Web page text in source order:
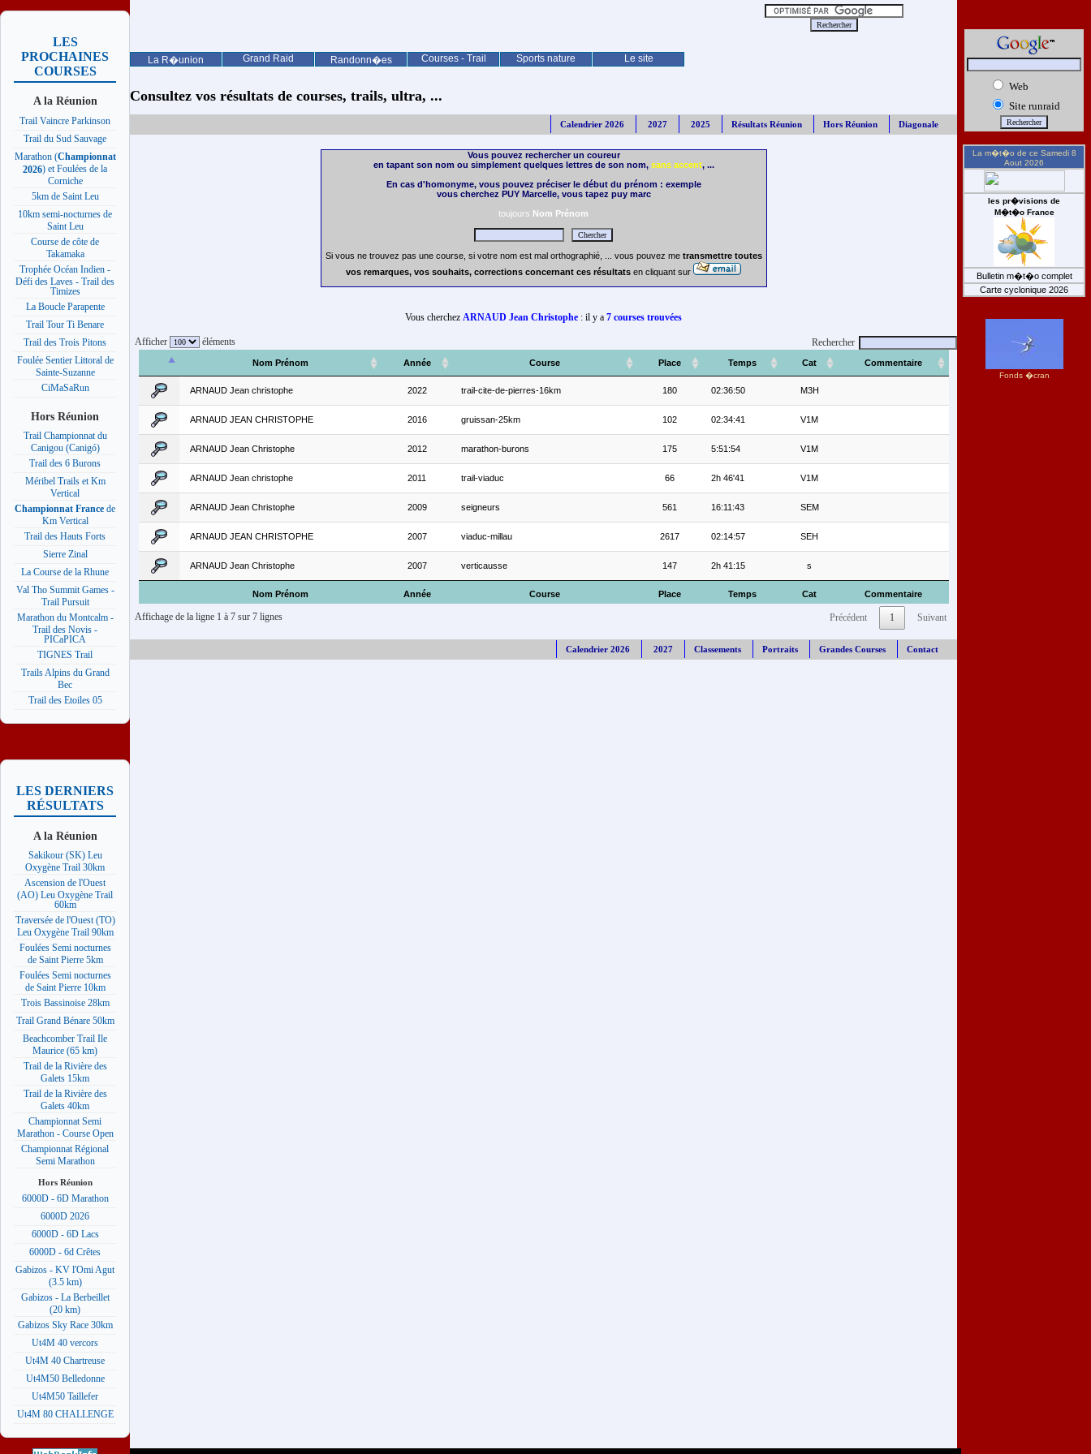
La R�union Grand Raid Randonn�es Courses - Trail Sports nature Le site
LES
PROCHAINES
COURSES
A la Réunion
Trail Vaincre Parkinson
Trail du Sud Sauvage
Marathon (Championnat
2026) et Foulées de la
Corniche
5km de Saint Leu
10km semi-nocturnes de
Saint Leu
Course de côte de
Takamaka
Trophée Océan Indien -
Défi des Laves - Trail des
Timizes
La Boucle Parapente
Trail Tour Ti Benare
Trail des Trois Pitons
Foulée Sentier Littoral de
Sainte-Suzanne
CiMaSaRun
Hors Réunion
Trail Championnat du
Canigou (Canigó)
Trail des 6 Burons
Méribel Trails et Km
Vertical
Championnat France de
Km Vertical
Trail des Hauts Forts
Sierre Zinal
La Course de la Rhune
Val Tho Summit Games -
Trail Pursuit
Marathon du Montcalm -
Trail des Novis -
PICaPICA
TIGNES Trail
Trails Alpins du Grand
Bec
Trail des Etoiles 05
LES DERNIERS
RÉSULTATS
A la Réunion
Sakikour (SK) Leu
Oxygène Trail 30km
Ascension de l'Ouest
(AO) Leu Oxygène Trail
60km
Traversée de l'Ouest (TO)
Leu Oxygène Trail 90km
Foulées Semi nocturnes
de Saint Pierre 5km
Foulées Semi nocturnes
de Saint Pierre 10km
Trois Bassinoise 28km
Trail Grand Bénare 50km
Beachcomber Trail Ile
Maurice (65 km)
Trail de la Rivière des
Galets 15km
Trail de la Rivière des
Galets 40km
Championnat Semi
Marathon - Course Open
Championnat Régional
Semi Marathon
Hors Réunion
6000D - 6D Marathon
6000D 2026
6000D - 6D Lacs
6000D - 6d Crêtes
Gabizos - KV l'Omi Agut
(3.5 km)
Gabizos - La Berbeillet
(20 km)
Gabizos Sky Race 30km
Ut4M 40 vercors
Ut4M 40 Chartreuse
Ut4M50 Belledonne
Ut4M50 Taillefer
Ut4M 80 CHALLENGE
Consultez vos résultats de courses, trails, ultra, ...
Calendrier 2026 2027 2025 Résultats Réunion Hors Réunion Diagonale
Vous pouvez rechercher un coureur
en tapant son nom ou simplement quelques lettres de son nom, sans accent, ...
En cas d'homonyme, vous pouvez préciser le début du prénom : exemple
vous cherchez PUY Marcelle, vous tapez puy marc
toujours Nom Prénom
Si vous ne trouvez pas une course, si votre nom est mal orthographié, ... vous pouvez me transmettre toutes
vos remarques, vos souhaits, corrections concernant ces résultats en cliquant sur
Vous cherchez ARNAUD Jean Christophe : il y a 7 courses trouvées
Afficher éléments Rechercher
Nom Prénom Année Course Place Temps Cat Commentaire
Nom Prénom Année Course Place Temps Cat Commentaire
ARNAUD Jean christophe 2022 trail-cite-de-pierres-16km 180 02:36:50 M3H
ARNAUD JEAN CHRISTOPHE 2016 gruissan-25km 102 02:34:41 V1M
ARNAUD Jean Christophe 2012 marathon-burons 175 5:51:54 V1M
ARNAUD Jean christophe 2011 trail-viaduc 66 2h 46'41 V1M
ARNAUD Jean Christophe 2009 seigneurs 561 16:11:43 SEM
ARNAUD JEAN CHRISTOPHE 2007 viaduc-millau 2617 02:14:57 SEH
ARNAUD Jean Christophe 2007 verticausse 147 2h 41:15 s
Affichage de la ligne 1 à 7 sur 7 lignes Précédent 1 Suivant
Calendrier 2026 2027 Classements Portraits Grandes Courses Contact
Web
Site runraid
La m�t�o de ce Samedi 8
Aout 2026
les pr�visions de
M�t�o France
Bulletin m�t�o complet
Carte cyclonique 2026
Fonds �cran